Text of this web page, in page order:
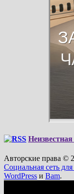
Неизвестная
Авторские права ©
Социальная сеть
WordPress и Bam.